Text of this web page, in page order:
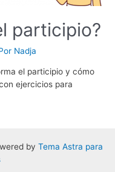
participio?
Nadja
el participio y cómo
ejercicios para
by Tema Astra para